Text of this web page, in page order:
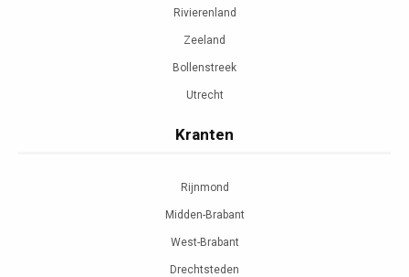
Rivierenland
Zeeland
Bollenstreek
Utrecht
Kranten
Rijnmond
Midden-Brabant
West-Brabant
Drechtsteden